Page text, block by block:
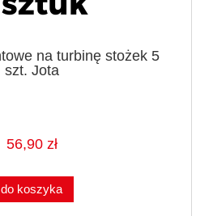
na turbinę stożek 5
szt. Jota
56,90 zł
do koszyka